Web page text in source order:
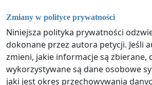
Zmiany w polityce prywatności
Niniejsza polityka prywatności
dokonane przez autora petycji. Jeśli
zmieni, jakie informacje są zbierane,
wykorzystywane są dane osobowe
jaki jest okres przechowywania